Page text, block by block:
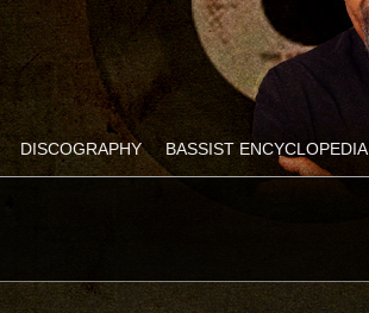
DISCOGRAPHY BASSIST ENCYCLOPEDIA